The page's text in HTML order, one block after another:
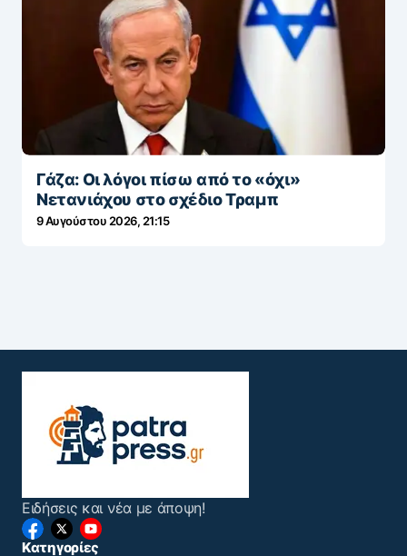
Γάζα: Οι λόγοι πίσω από το «όχι»
Νετανιάχου στο σχέδιο Τραμπ
9 Αυγούστου 2026, 21:15
Ειδήσεις και νέα με άποψη!
Κατηγορίες